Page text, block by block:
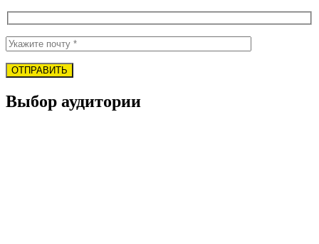
Выбор аудитории